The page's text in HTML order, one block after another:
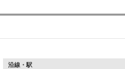
沿線・駅